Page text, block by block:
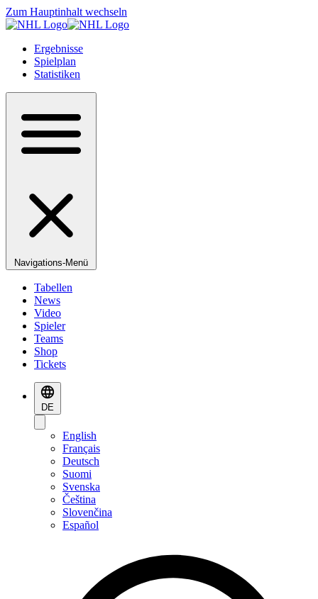
Zum Hauptinhalt wechseln
Ergebnisse
Spielplan
Statistiken
Navigations-Menü
Tabellen
News
Video
Spieler
Teams
Shop
Tickets
DE
English
Français
Deutsch
Suomi
Svenska
Čeština
Slovenčina
Español